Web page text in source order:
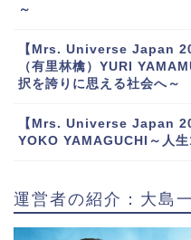
～
【Mrs. Universe Japan
（有里林檎）YURI
択を誇りに思える社会へ～
【Mrs. Universe Japan
YOKO YAMAGUCHI～人
運営者の紹介：大島